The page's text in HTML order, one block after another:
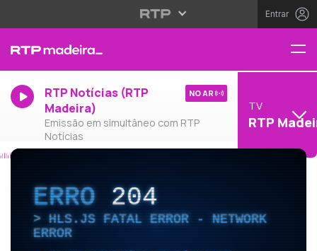
Entrar
RTP Notícias (RTP
Madeira)
Emissão em simultâneo com RTP
Notícias
NO AR
TV
RTP
ERRO204
HLS.JS FATAL ERROR - NETWORK
ERROR